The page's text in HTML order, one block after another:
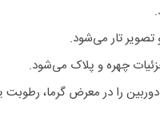
تصویر تار می‌شود.
چهره و پلاک می‌شود.
را در معرض گرما، رطوبت